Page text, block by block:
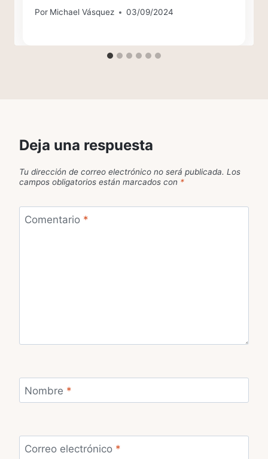
Por Michael Vásquez 03/09/2024
Deja una respuesta
Tu dirección de correo electrónico no será publicada. Los
campos obligatorios están marcados con *
Comentario *
Nombre *
Correo electrónico *